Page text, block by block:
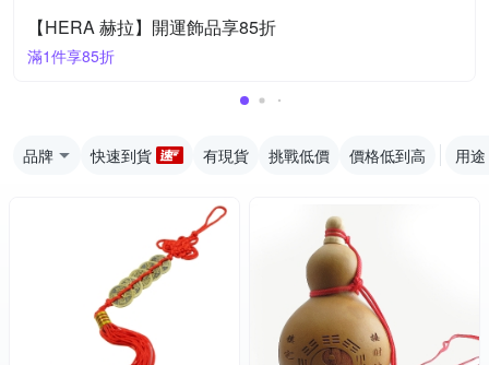
【HERA 赫拉】開運飾品享85折
滿1件享85折
品牌 快速到貨 有現貨 挑戰低價 價格低到高 用途